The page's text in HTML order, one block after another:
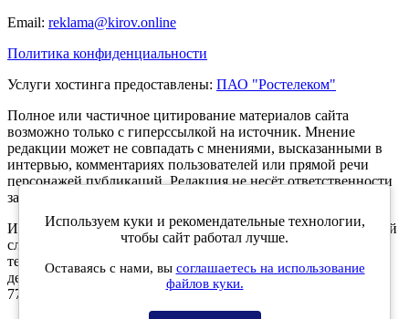
Email: reklama@kirov.online
Политика конфиденциальности
Услуги хостинга предоставлены: ПАО "Ростелеком"
Полное или частичное цитирование материалов сайта
возможно только с гиперссылкой на источник. Мнение
редакции может не совпадать с мнениями, высказанными в
интервью, комментариях пользователей или прямой речи
персонажей публикаций. Редакция не несёт ответственности
за текст комментариев читателей.
Интернет-портал Kirov.online зарегистрирован в Федеральной
службе по надзору в сфере связи, информационных
технологий и массовых коммуникаций (Роскомнадзор) 5
декабря 2019 года. Регистрационный номер ЭЛ № ФС 77 -
77189.
Используем куки и рекомендательные технологии,
чтобы сайт работал лучше.
Оставаясь с нами, вы соглашаетесь на использование
файлов куки.